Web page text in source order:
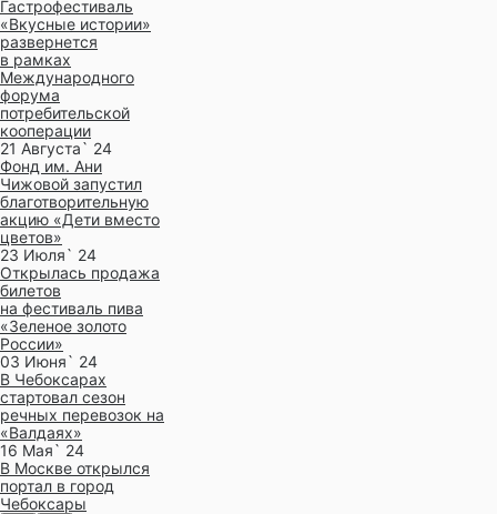
Гастрофестиваль
«Вкусные истории»
развернется
в рамках
Международного
форума
потребительской
кооперации
21 Августа` 24
Фонд им. Ани
Чижовой запустил
благотворительную
акцию «Дети вместо
цветов»
23 Июля` 24
Открылась продажа
билетов
на фестиваль пива
«Зеленое золото
России»
03 Июня` 24
В Чебоксарах
стартовал сезон
речных перевозок на
«Валдаях»
16 Мая` 24
В Москве открылся
портал в город
Чебоксары